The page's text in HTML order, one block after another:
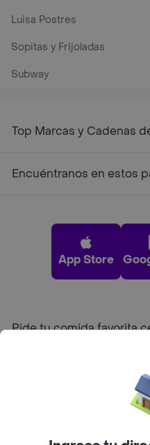
Luisa Postres
Sopitas y Frijoladas
Subway
Top Marcas y Cadenas
Encuéntranos en estos
App Store
Pide tu comida favorita